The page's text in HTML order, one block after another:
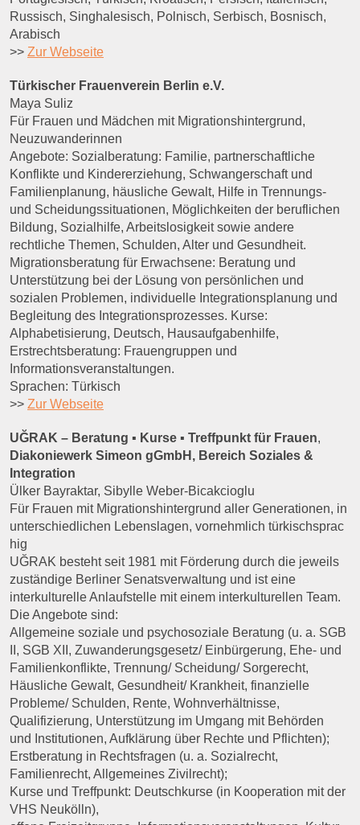
Russisch, Singhalesisch, Polnisch, Serbisch, Bosnisch,
Arabisch
>> Zur Webseite
Türkischer Frauenverein Berlin e.V.
Maya Suliz
Für Frauen und Mädchen mit Migrationshintergrund,
Neuzuwanderinnen
Angebote: Sozialberatung: Familie, partnerschaftliche
Konflikte und Kindererziehung, Schwangerschaft und
Familienplanung, häusliche Gewalt, Hilfe in Trennungs-
und Scheidungssituationen, Möglichkeiten der beruflichen
Bildung, Sozialhilfe, Arbeitslosigkeit sowie andere
rechtliche Themen, Schulden, Alter und Gesundheit.
Migrationsberatung für Erwachsene: Beratung und
Unterstützung bei der Lösung von persönlichen und
sozialen Problemen, individuelle Integrationsplanung und
Begleitung des Integrationsprozesses. Kurse:
Alphabetisierung, Deutsch, Hausaufgabenhilfe,
Erstrechtsberatung: Frauengruppen und
Informationsveranstaltungen.
Sprachen: Türkisch
>> Zur Webseite
UĞRAK – Beratung ▪ Kurse ▪ Treffpunkt für Frauen,
Diakoniewerk Simeon gGmbH, Bereich Soziales &
Integration
Ülker Bayraktar, Sibylle Weber-Bicakcioglu
Für Frauen mit Migrationshintergrund aller Generationen, in
unterschiedlichen Lebenslagen, vornehmlich türkischsprac
hig
UĞRAK besteht seit 1981 mit Förderung durch die jeweils
zuständige Berliner Senatsverwaltung und ist eine
interkulturelle Anlaufstelle mit einem interkulturellen Team.
Die Angebote sind:
Allgemeine soziale und psychosoziale Beratung (u. a. SGB
II, SGB XII, Zuwanderungsgesetz/ Einbürgerung, Ehe- und
Familienkonflikte, Trennung/ Scheidung/ Sorgerecht,
Häusliche Gewalt, Gesundheit/ Krankheit, finanzielle
Probleme/ Schulden, Rente, Wohnverhältnisse,
Qualifizierung, Unterstützung im Umgang mit Behörden
und Institutionen, Aufklärung über Rechte und Pflichten);
Erstberatung in Rechtsfragen (u. a. Sozialrecht,
Familienrecht, Allgemeines Zivilrecht);
Kurse und Treffpunkt: Deutschkurse (in Kooperation mit der
VHS Neukölln),